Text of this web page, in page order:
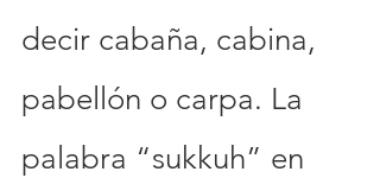
decir cabaña, cabina,
pabellón o carpa. La
palabra “sukkuh” en